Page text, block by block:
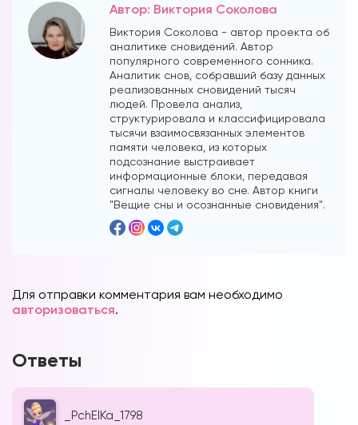
Автор: Виктория Соколова
Виктория Соколова - автор проекта об
аналитике сновидений. Автор
популярного современного сонника.
Аналитик снов, собравший базу данных
реализованных сновидений тысяч
людей. Провела анализ,
структурировала и классифицировала
тысячи взаимосвязанных элементов
памяти человека, из которых
подсознание выстраивает
информационные блоки, передавая
сигналы человеку во сне. Автор книги
"Вещие сны и осознанные сновидения".
Для отправки комментария вам необходимо
авторизоваться.
Ответы
_PchElKa_1798